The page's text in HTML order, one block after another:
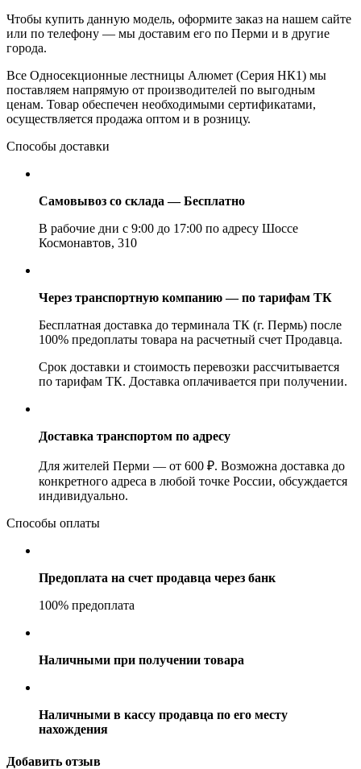
Чтобы купить данную модель, оформите заказ на нашем сайте
или по телефону — мы доставим его по Перми и в другие
города.
Все Односекционные лестницы Алюмет (Серия НК1) мы
поставляем напрямую от производителей по выгодным
ценам. Товар обеспечен необходимыми сертификатами,
осуществляется продажа оптом и в розницу.
Способы доставки
Самовывоз со склада — Бесплатно
В рабочие дни с 9:00 до 17:00 по адресу Шоссе
Космонавтов, 310
Через транспортную компанию — по тарифам ТК
Бесплатная доставка до терминала ТК (г. Пермь) после
100% предоплаты товара на расчетный счет Продавца.
Срок доставки и стоимость перевозки рассчитывается
по тарифам ТК. Доставка оплачивается при получении.
Доставка транспортом по адресу
Для жителей Перми — от 600 ₽. Возможна доставка до
конкретного адреса в любой точке России, обсуждается
индивидуально.
Способы оплаты
Предоплата на счет продавца через банк
100% предоплата
Наличными при получении товара
Наличными в кассу продавца по его месту
нахождения
Добавить отзыв